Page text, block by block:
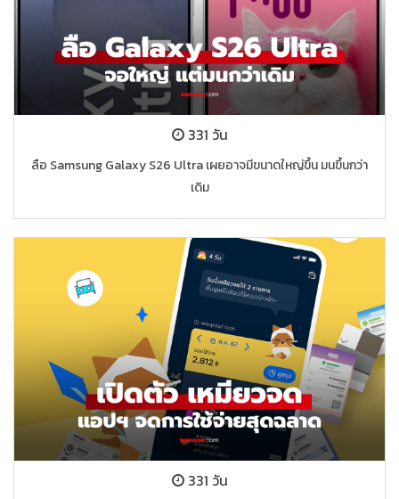
331 วัน
ลือ Samsung Galaxy S26 Ultra เผยอาจมีขนาดใหญ่ขึ้น มนขึ้นกว่า
เดิม
331 วัน